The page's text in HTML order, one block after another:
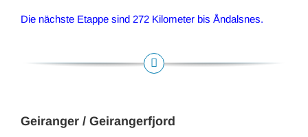
Die nächste Etappe sind 272 Kilometer bis Åndalsnes.
Geiranger / Geirangerfjord